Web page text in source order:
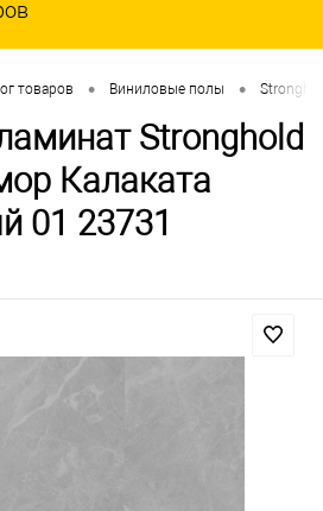
товаров • Виниловые полы •
Stronghold
Калаката
01 23731